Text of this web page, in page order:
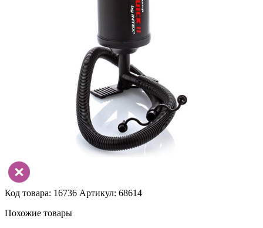
Код товара: 16736 Артикул: 68614
Похожие товары